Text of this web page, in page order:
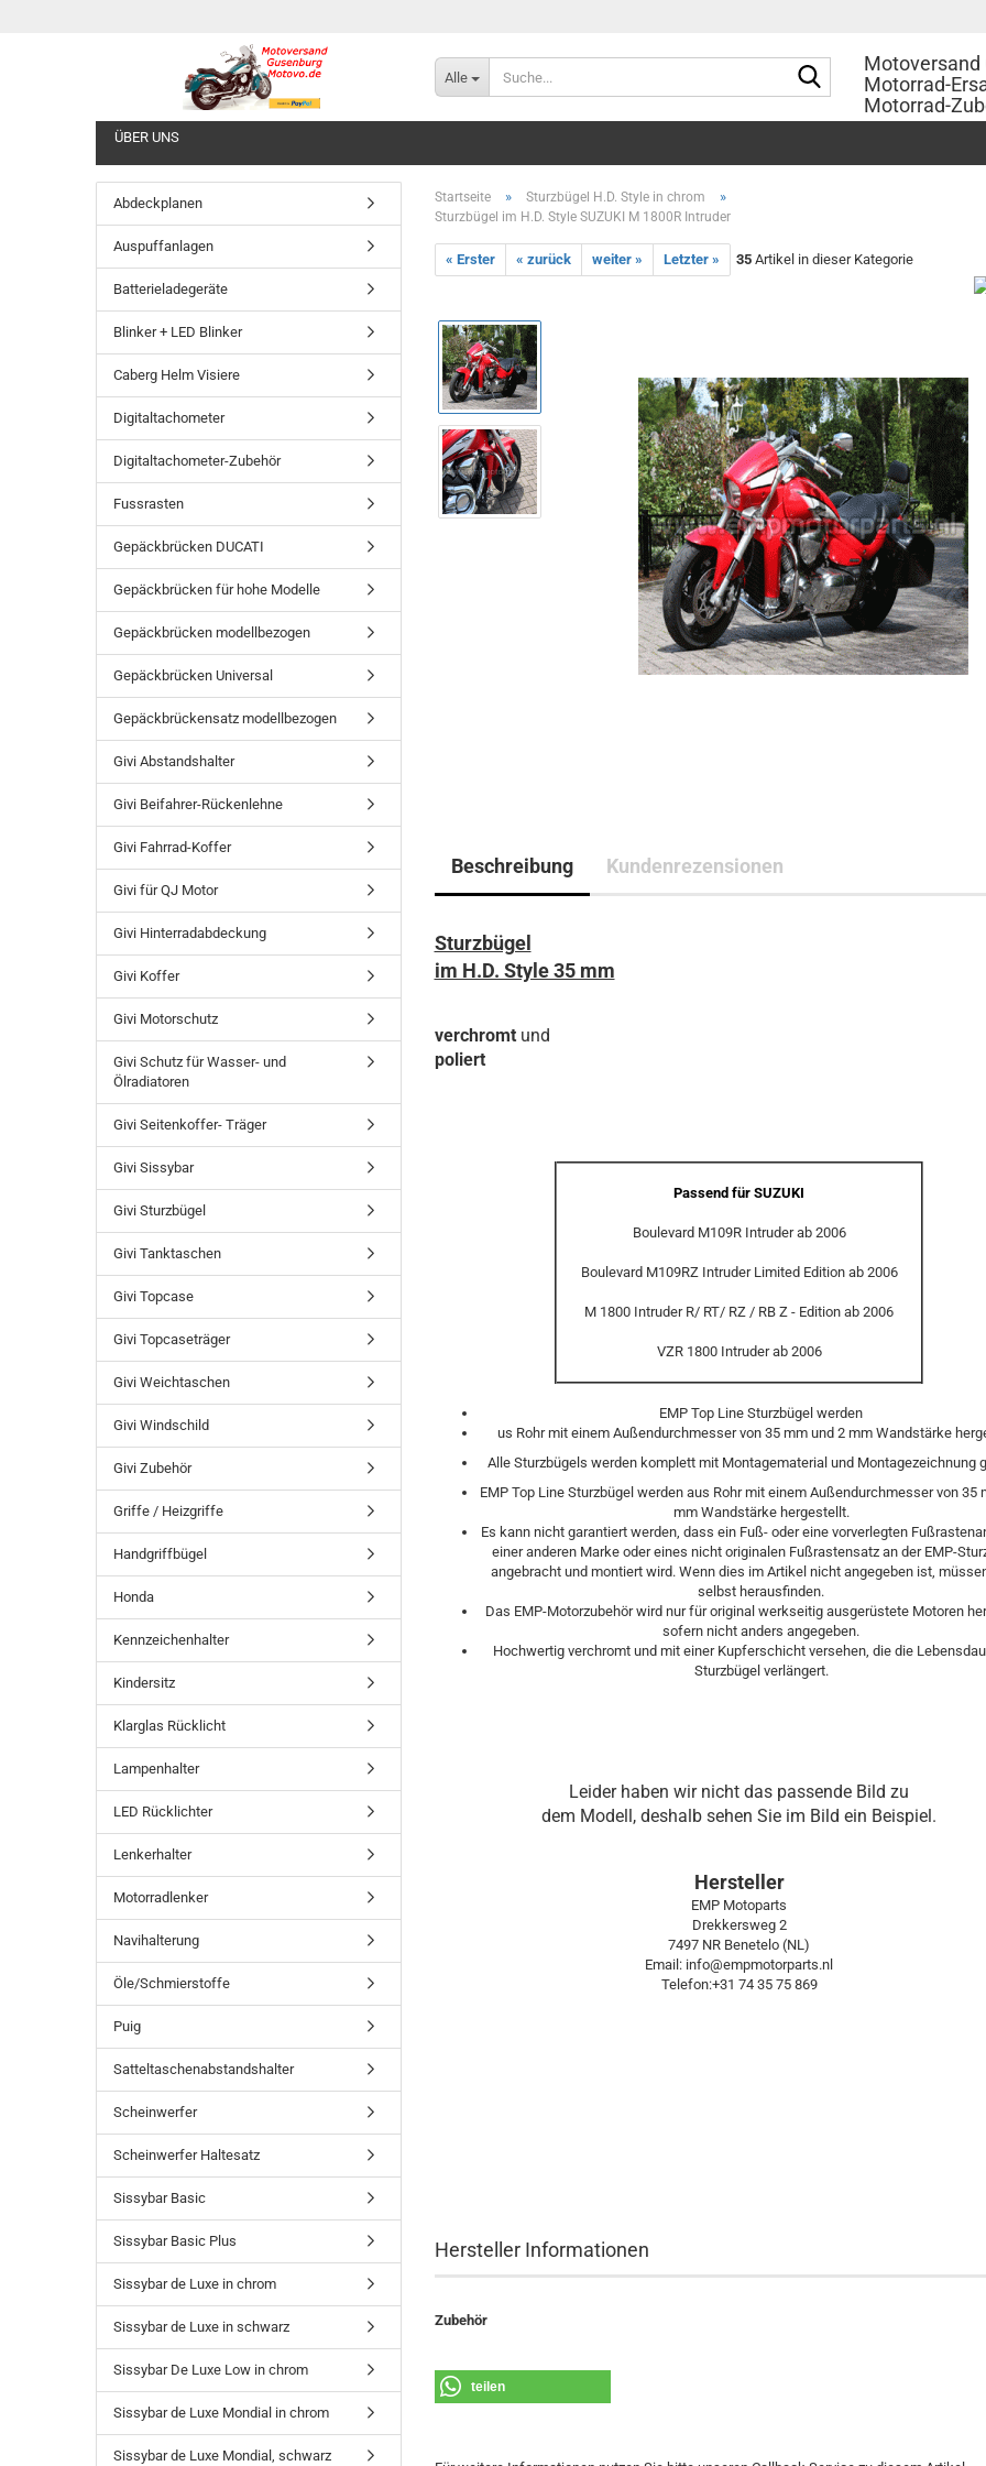
Alle
Suche...Motoversand
Motorrad-
Motorrad-
ÜBER UNS
Startseite » Sturzbügel H.D. Style in chrom »
Sturzbügel im H.D. Style SUZUKI M 1800R Intruder
« Erster « zurück weiter » Letzter » 35Artikel in dieser Kategorie
Beschreibung Kundenrezensionen
Sturzbügel
im H.D. Style 35 mm
verchromt und
poliert
Passend für SUZUKI
Boulevard M109R Intruder ab 2006
Boulevard M109RZ Intruder Limited Edition ab 2006
M 1800 Intruder R/ RT/ RZ / RB Z - Edition ab 2006
VZR 1800 Intruder ab 2006
EMP Top Line Sturzbügel werden
us Rohr mit einem Außendurchmesser von 35 mm und 2 mm Wandstärke
Alle Sturzbügels werden komplett mit Montagematerial und Montagezeichnung
EMP Top Line Sturzbügel werden aus Rohr mit einem Außendurchmesser von 35
mm Wandstärke hergestellt.
Es kann nicht garantiert werden, dass ein Fuß- oder eine vorverlegten
einer anderen Marke oder eines nicht originalen Fußrastensatz an der EMP-
angebracht und montiert wird. Wenn dies im Artikel nicht angegeben ist,
selbst herausfinden.
Das EMP-Motorzubehör wird nur für original werkseitig ausgerüstete Motoren
sofern nicht anders angegeben.
Hochwertig verchromt und mit einer Kupferschicht versehen, die die
Sturzbügel verlängert.
Leider haben wir nicht das passende Bild zu
dem Modell, deshalb sehen Sie im Bild ein Beispiel.
Hersteller
EMP Motoparts
Drekkersweg 2
7497 NR Benetelo (NL)
Email: info@empmotorparts.nl
Telefon:+31 74 35 75 869
Hersteller Informationen
Zubehör
teilen
Abdeckplanen
Auspuffanlagen
Batterieladegeräte
Blinker + LED Blinker
Caberg Helm Visiere
Digitaltachometer
Digitaltachometer-Zubehör
Fussrasten
Gepäckbrücken DUCATI
Gepäckbrücken für hohe Modelle
Gepäckbrücken modellbezogen
Gepäckbrücken Universal
Gepäckbrückensatz modellbezogen
Givi Abstandshalter
Givi Beifahrer-Rückenlehne
Givi Fahrrad-Koffer
Givi für QJ Motor
Givi Hinterradabdeckung
Givi Koffer
Givi Motorschutz
Givi Schutz für Wasser- und
Ölradiatoren
Givi Seitenkoffer- Träger
Givi Sissybar
Givi Sturzbügel
Givi Tanktaschen
Givi Topcase
Givi Topcaseträger
Givi Weichtaschen
Givi Windschild
Givi Zubehör
Griffe / Heizgriffe
Handgriffbügel
Honda
Kennzeichenhalter
Kindersitz
Klarglas Rücklicht
Lampenhalter
LED Rücklichter
Lenkerhalter
Motorradlenker
Navihalterung
Öle/Schmierstoffe
Puig
Satteltaschenabstandshalter
Scheinwerfer
Scheinwerfer Haltesatz
Sissybar Basic
Sissybar Basic Plus
Sissybar de Luxe in chrom
Sissybar de Luxe in schwarz
Sissybar De Luxe Low in chrom
Sissybar de Luxe Mondial in chrom
Sissybar de Luxe Mondial, schwarz